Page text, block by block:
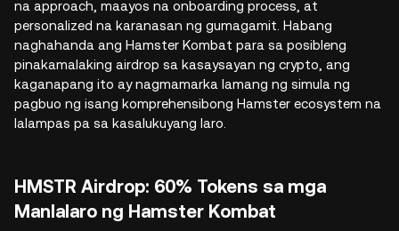
na approach, maayos na onboarding process, at
personalized na karanasan ng gumagamit. Habang
naghahanda ang Hamster Kombat para sa posibleng
pinakamalaking airdrop sa kasaysayan ng crypto, ang
kaganapang ito ay nagmamarka lamang ng simula ng
pagbuo ng isang komprehensibong Hamster ecosystem na
lalampas pa sa kasalukuyang laro.
HMSTR Airdrop: 60% Tokens sa mga
Manlalaro ng Hamster Kombat